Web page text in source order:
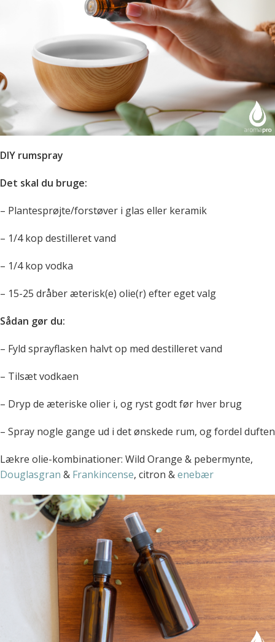
DIY rumspray
Det skal du bruge:
– Plantesprøjte/forstøver i glas eller keramik
– 1/4 kop destilleret vand
– 1/4 kop vodka
– 15-25 dråber æterisk(e) olie(r) efter eget valg
Sådan gør du:
– Fyld sprayflasken halvt op med destilleret vand
– Tilsæt vodkaen
– Dryp de æteriske olier i, og ryst godt før hver brug
– Spray nogle gange ud i det ønskede rum, og fordel duften
Lækre olie-kombinationer: Wild Orange & pebermynte,
Douglasgran & Frankincense, citron &enebær